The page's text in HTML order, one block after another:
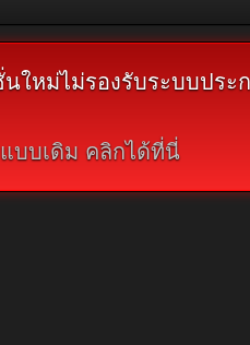
ใหม่ไม่รองรับระบบประ
บบเดิม คลิกได้ที่นี่